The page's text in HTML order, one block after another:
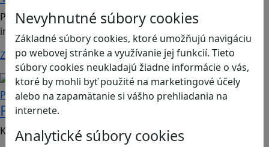
Nevyhnutné súbory cookies
Základné súbory cookies, ktoré umožňujú navigáciu
po webovej stránke a využívanie jej funkcií. Tieto
súbory cookies neukladajú žiadne informácie o vás,
ktoré by mohli byť použité na marketingové účely
alebo na zapamätanie si vášho prehliadania na
internete.
Analytické súbory cookies
Print & play hra vhodná pre 3. ročník ZŠ; predmet:
informatika.
Zistiť viac
Sociálne zručnosti a kooperácia
Podnikavosť a inovácie
Podnikanie s poslaním
Kooperatívna print&play hra o zodpovednom podnikaní